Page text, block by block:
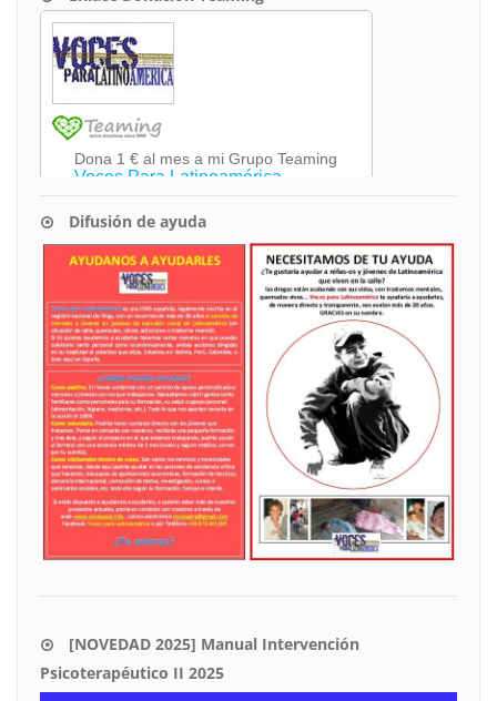
Difusión de ayuda
[NOVEDAD 2025] Manual Intervención
Psicoterapéutico II 2025